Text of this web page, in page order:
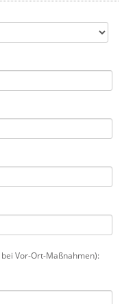
Vor-Ort-Maßnahmen):